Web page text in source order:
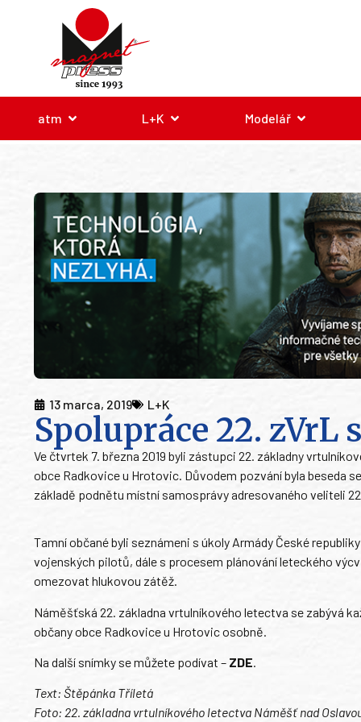
atm L+K Modelář
13 marca, 2019 L+K
Spolupráce 22. zVrL
Ve čtvrtek 7. března 2019 byli zástupci 22. základny
obce Radkovice u Hrotovic. Důvodem pozvání byla beseda
základě podnětu místní samosprávy adresovaného veliteli
Tamní občané byli seznámeni s úkoly Armády České
vojenských pilotů, dále s procesem plánování leteckého
omezovat hlukovou zátěž.
Náměšťská 22. základna vrtulníkového letectva se zabývá
občany obce Radkovice u Hrotovic osobně.
Na další snímky se můžete podívat – ZDE.
Text: Štěpánka Tříletá
Foto: 22. základna vrtulníkového letectva Náměšť nad